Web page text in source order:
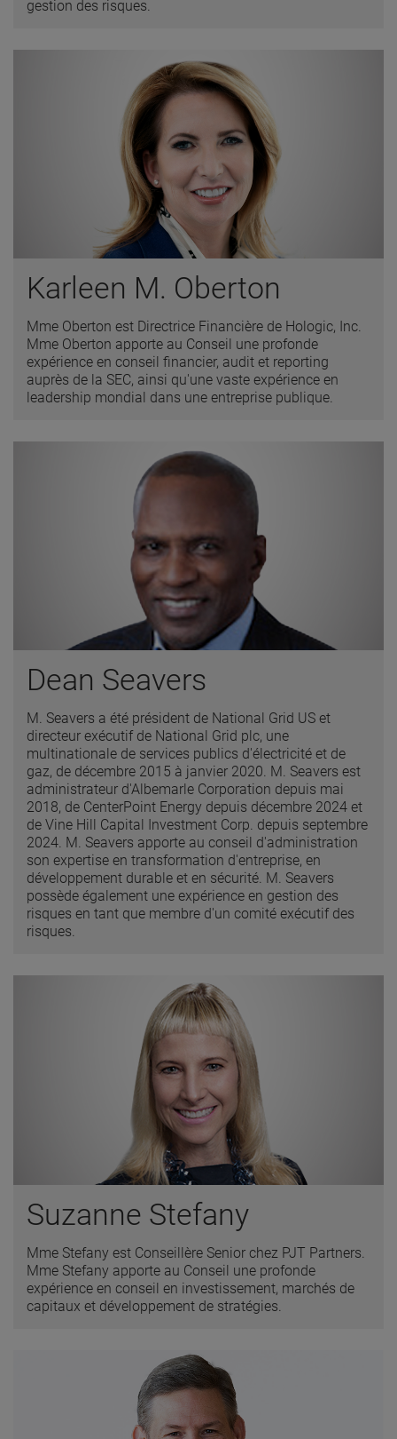
gestion des risques.
Karleen M. Oberton
Mme Oberton est Directrice Financière de Hologic, Inc.
Mme Oberton apporte au Conseil une profonde
expérience en conseil financier, audit et reporting
auprès de la SEC, ainsi qu'une vaste expérience en
leadership mondial dans une entreprise publique.
Dean Seavers
M. Seavers a été président de National Grid US et
directeur exécutif de National Grid plc, une
multinationale de services publics d'électricité et de
gaz, de décembre 2015 à janvier 2020. M. Seavers est
administrateur d'Albemarle Corporation depuis mai
2018, de CenterPoint Energy depuis décembre 2024 et
de Vine Hill Capital Investment Corp. depuis septembre
2024. M. Seavers apporte au conseil d'administration
son expertise en transformation d'entreprise, en
développement durable et en sécurité. M. Seavers
possède également une expérience en gestion des
risques en tant que membre d'un comité exécutif des
risques.
Suzanne Stefany
Mme Stefany est Conseillère Senior chez PJT Partners.
Mme Stefany apporte au Conseil une profonde
expérience en conseil en investissement, marchés de
capitaux et développement de stratégies.